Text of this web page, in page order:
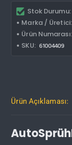
Stok Durumu:
Marka / Üretici:
Ürün Numarası:
SKU: 61004409
Ürün Açıklaması: